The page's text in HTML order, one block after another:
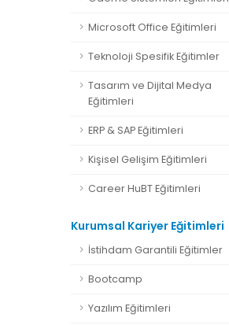
Microsoft Office Eğitimleri
Teknoloji Spesifik Eğitimler
Tasarım ve Dijital Medya
Eğitimleri
ERP & SAP Eğitimleri
Kişisel Gelişim Eğitimleri
Career HuBT Eğitimleri
Kurumsal Kariyer Eğitimleri
İstihdam Garantili Eğitimler
Bootcamp
Yazılım Eğitimleri